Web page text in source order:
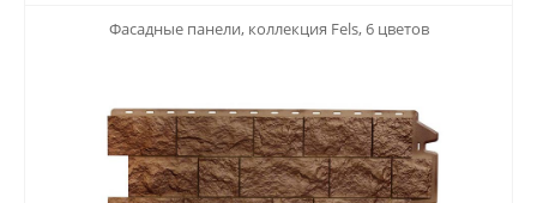
Фасадные панели, коллекция Fels, 6 цветов